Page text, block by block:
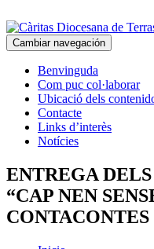
Cambiar navegación
Benvinguda
Com puc col·laborar
Ubicació dels
Contacte
Links d’interès
Notícies
ENTREGA
“CAP NEN